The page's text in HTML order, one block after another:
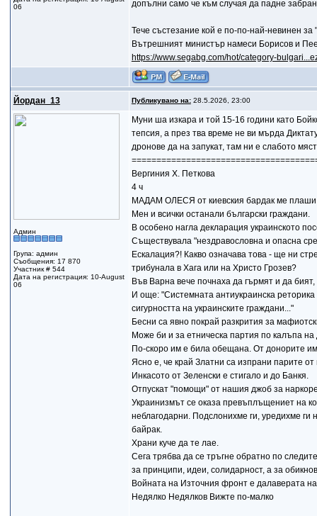
06
допълни само че към случая да падне
Тече състезание кой е по-по-най-невинен за
Вътрешният министър намеси Борисов и
https://www.segabg.com/hot/category-
Йордан_13 Публикувано на:28.5.2026, 23:00
Админ
Група: админ
Съобщения: 17 870
Участник # 544
Дата на регистрация: 10-August
06
Муни ша изкара и той 15-16 години като
тепсия, а през тва време не ви мърда
дронове да на запукат, там ни е слабото
Вергиния Х. Петкова
4 ч
МАДАМ ОЛЕСЯ от киевския бардак ме
Мен и всички останали български граждани.
В особено нагла декларация украинското
Съществувала "нездравословна и опасна
Ескалация?! Какво означава това - ще ни
трибунала в Хага или на Христо Грозев?
Във Варна вече почнаха да гърмят и да
И още: "Системната антиукраинска
сигурността на украинските граждани..."
Бесни са явно покрай разкрития за
Може би и за етническа партия по калъпа
По-скоро им е била обещана. От донорите
Ясно е, че край Златни са изпрани парите
Инкасото от Зеленски е стигало и до Банкя.
Отпускат "помощи" от нашия джоб за
Украинизмът се оказа превъплъщениет на
неблагодарни. Подслонихме ги, уредихме ги
байрак.
Храни куче да те лае.
Сега трябва да се тръгне обратно по
за принципи, идеи, солидарност, а за
Войната на Източния фронт е далаверата
Недялко Недялков Вижте по-малко